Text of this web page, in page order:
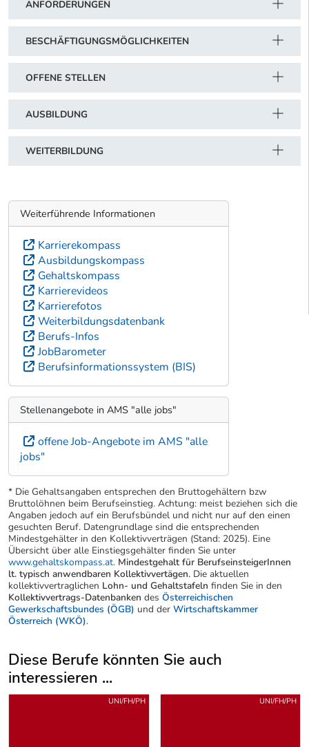
ANFORDERUNGEN
BESCHÄFTIGUNGSMÖGLICHKEITEN
OFFENE STELLEN
AUSBILDUNG
WEITERBILDUNG
Weiterführende Informationen
Karrierekompass
Ausbildungskompass
Gehaltskompass
Karrierevideos
Karrierefotos
Weiterbildungsdatenbank
Berufs-Infos
JobBarometer
Berufsinformationssystem (BIS)
Stellenangebote in AMS "alle jobs"
offene Job-Angebote im AMS "alle
jobs"
* Die Gehaltsangaben entsprechen den Bruttogehältern bzw
Bruttolöhnen beim Berufseinstieg. Achtung: meist beziehen sich die
Angaben jedoch auf ein Berufsbündel und nicht nur auf den einen
gesuchten Beruf. Datengrundlage sind die entsprechenden
Mindestgehälter in den Kollektivverträgen (Stand: 2025). Eine
Übersicht über alle Einstiegsgehälter finden Sie unter
www.gehaltskompass.at. Mindestgehalt für BerufseinsteigerInnen
lt. typisch anwendbaren Kollektivvertägen. Die aktuellen
kollektivvertraglichen Lohn- und Gehaltstafeln finden Sie in den
Kollektivvertrags-Datenbanken des Österreichischen
Gewerkschaftsbundes (ÖGB) und der Wirtschaftskammer
Österreich (WKÖ).
Diese Berufe könnten Sie auch
interessieren ...
Uber weitere Berufsvorschläge
UNI/FH/PH UNI/FH/PH